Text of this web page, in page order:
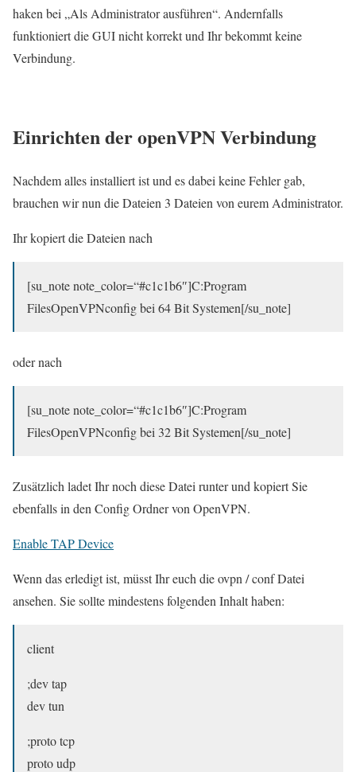
haken bei „Als Administrator ausführen“. Andernfalls
funktioniert die GUI nicht korrekt und Ihr bekommt keine
Verbindung.
Einrichten der openVPN Verbindung
Nachdem alles installiert ist und es dabei keine Fehler gab,
brauchen wir nun die Dateien 3 Dateien von eurem Administrator.
Ihr kopiert die Dateien nach
[su_note note_color=“#c1c1b6″]C:Program
FilesOpenVPNconfig bei 64 Bit Systemen[/su_note]
oder nach
[su_note note_color=“#c1c1b6″]C:Program
FilesOpenVPNconfig bei 32 Bit Systemen[/su_note]
Zusätzlich ladet Ihr noch diese Datei runter und kopiert Sie
ebenfalls in den Config Ordner von OpenVPN.
Enable TAP Device
Wenn das erledigt ist, müsst Ihr euch die ovpn / conf Datei
ansehen. Sie sollte mindestens folgenden Inhalt haben:
client
;dev tap
dev tun
;proto tcp
proto udp